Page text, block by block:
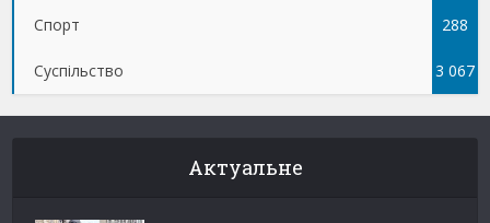
Спорт 288
Суспільство 3 067
Актуальне